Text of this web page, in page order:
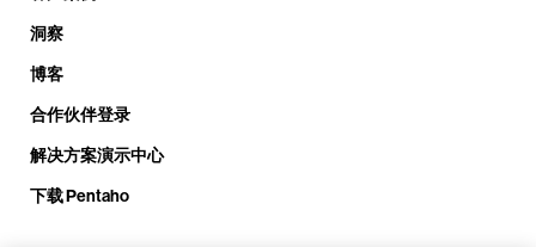
洞察
博客
合作伙伴登录
解决方案演示中心
下载 Pentaho